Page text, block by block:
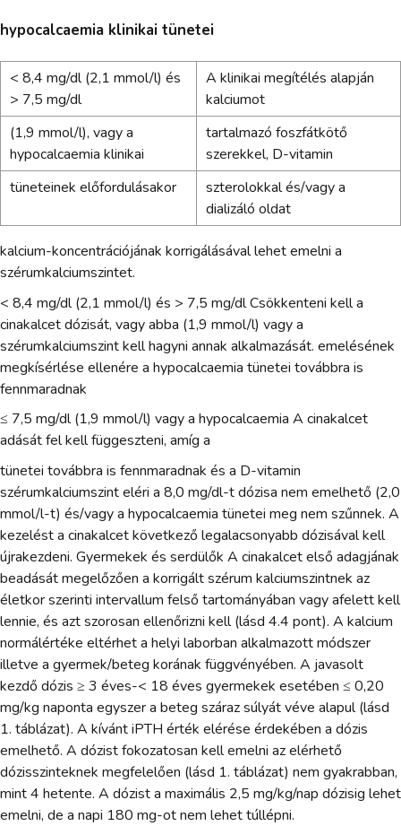
hypocalcaemia klinikai tünetei
< 8,4 mg/dl (2,1 mmol/l) és
> 7,5 mg/dl
A klinikai megítélés alapján
kalciumot
(1,9 mmol/l), vagy a
hypocalcaemia klinikai
tartalmazó foszfátkötő
szerekkel, D-vitamin
tüneteinek előfordulásakor
szterolokkal és/vagy a
dializáló oldat
kalcium-koncentrációjának korrigálásával lehet emelni a
szérumkalciumszintet.
< 8,4 mg/dl (2,1 mmol/l) és > 7,5 mg/dl Csökkenteni kell a
cinakalcet dózisát, vagy abba (1,9 mmol/l) vagy a
szérumkalciumszint kell hagyni annak alkalmazását. emelésének
megkísérlése ellenére a hypocalcaemia tünetei továbbra is
fennmaradnak
≤ 7,5 mg/dl (1,9 mmol/l) vagy a hypocalcaemia A cinakalcet
adását fel kell függeszteni, amíg a
tünetei továbbra is fennmaradnak és a D-vitamin
szérumkalciumszint eléri a 8,0 mg/dl-t dózisa nem emelhető (2,0
mmol/l-t) és/vagy a hypocalcaemia tünetei meg nem szűnnek. A
kezelést a cinakalcet következő legalacsonyabb dózisával kell
újrakezdeni. Gyermekek és serdülők A cinakalcet első adagjának
beadását megelőzően a korrigált szérum kalciumszintnek az
életkor szerinti intervallum felső tartományában vagy afelett kell
lennie, és azt szorosan ellenőrizni kell (lásd 4.4 pont). A kalcium
normálértéke eltérhet a helyi laborban alkalmazott módszer
illetve a gyermek/beteg korának függvényében. A javasolt
kezdő dózis ≥ 3 éves-< 18 éves gyermekek esetében ≤ 0,20
mg/kg naponta egyszer a beteg száraz súlyát véve alapul (lásd
1. táblázat). A kívánt iPTH érték elérése érdekében a dózis
emelhető. A dózist fokozatosan kell emelni az elérhető
dózisszinteknek megfelelően (lásd 1. táblázat) nem gyakrabban,
mint 4 hetente. A dózist a maximális 2,5 mg/kg/nap dózisig lehet
emelni, de a napi 180 mg-ot nem lehet túllépni.